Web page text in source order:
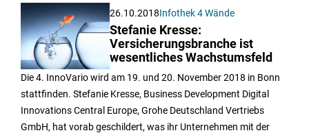
26.10.2018Infothek 4 Wände
Stefanie Kresse:
Versicherungsbranche ist
wesentliches Wachstumsfeld
Die 4. InnoVario wird am 19. und 20. November 2018 in Bonn
stattfinden. Stefanie Kresse, Business Development Digital
Innovations Central Europe, Grohe Deutschland Vertriebs
GmbH, hat vorab geschildert, was ihr Unternehmen mit der